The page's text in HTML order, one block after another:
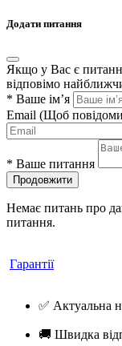
Додати питання
Якщо у Вас є
відповімо
* Ваше ім’я
Email (Щоб
* Ваше питання
Продовжити
Немає питань про
питання.
Гарантії
✅ Актуальна
🚚 Швидка